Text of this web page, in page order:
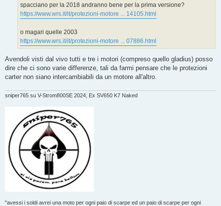
spacciano per la 2018 andranno bene per la prima versione?
https://www.wrs.it/it/protezioni-motore ... 14105.html
o magari quelle 2003
https://www.wrs.it/it/protezioni-motore ... 07886.html
Avendoli visti dal vivo tutti e tre i motori (compreso quello gladius) posso
dire che ci sono varie differenze, tali da farmi pensare che le protezioni
carter non siano intercambiabili da un motore all'altro.
sniper765 su V-Strom800SE 2024, Ex SV650 K7 Naked
"avessi i soldi avrei una moto per ogni paio di scarpe ed un paio di scarpe per ogni